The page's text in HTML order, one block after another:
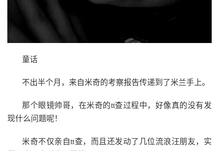
童话
不出半个月，来自米奇的考察报告传递到了米兰手上。
那个眼镜帅哥，在米奇的tt查过程中，好像真的没有发
现什么问题呢！
米奇不仅亲自tt查，而且还发动了几位流浪汪朋友，实